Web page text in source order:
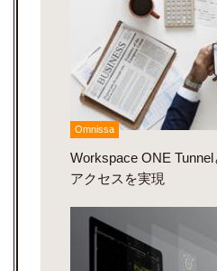
Omnissa
Workspace ONE
アクセスを実現